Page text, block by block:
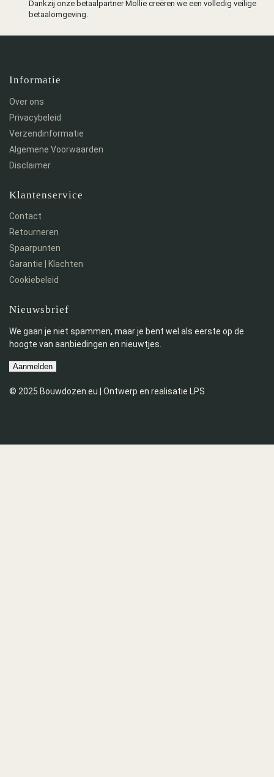
Dankzij onze betaalpartner Mollie creëren we een volledig veilige
betaalomgeving.
Informatie
Over ons
Privacybeleid
Verzendinformatie
Algemene Voorwaarden
Disclaimer
Klantenservice
Contact
Retourneren
Spaarpunten
Garantie | Klachten
Cookiebeleid
Nieuwsbrief
We gaan je niet spammen, maar je bent wel als eerste op de
hoogte van aanbiedingen en nieuwtjes.
Aanmelden
© 2025 Bouwdozen.eu | Ontwerp en realisatie LPS